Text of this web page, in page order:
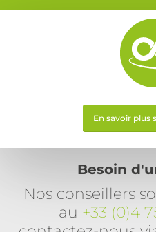
En savoir plus
Besoin
Nos conseillers
au +33 (0)4